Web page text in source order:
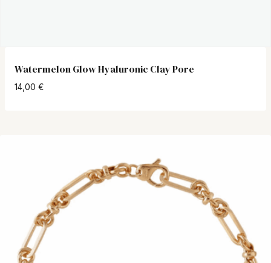
Watermelon Glow Hyaluronic Clay Pore
14,00 €